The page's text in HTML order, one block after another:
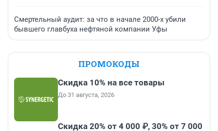
Смертельный аудит: за что в начале 2000-х убили
бывшего главбуха нефтяной компании Уфы
ПРОМОКОДЫ
Скидка 10% на все товары
До 31 августа, 2026
Скидка 20% от 4 000 ₽, 30% от 7 000